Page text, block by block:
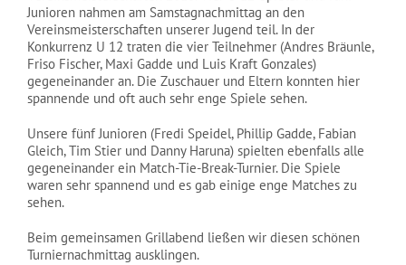
Junioren nahmen am Samstagnachmittag an den
Vereinsmeisterschaften unserer Jugend teil. In der
Konkurrenz U 12 traten die vier Teilnehmer (Andres Bräunle,
Friso Fischer, Maxi Gadde und Luis Kraft Gonzales)
gegeneinander an. Die Zuschauer und Eltern konnten hier
spannende und oft auch sehr enge Spiele sehen.
Unsere fünf Junioren (Fredi Speidel, Phillip Gadde, Fabian
Gleich, Tim Stier und Danny Haruna) spielten ebenfalls alle
gegeneinander ein Match-Tie-Break-Turnier. Die Spiele
waren sehr spannend und es gab einige enge Matches zu
sehen.
Beim gemeinsamen Grillabend ließen wir diesen schönen
Turniernachmittag ausklingen.